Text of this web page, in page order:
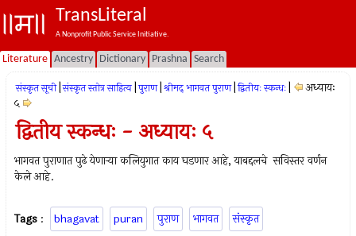
TransLiteral
A Nonprofit Public Service Initiative.
Literature Ancestry Dictionary Prashna Search
संस्कृत सूची संस्कृत स्तोत्र साहित्य पुराण श्रीमद् भागवत पुराण द्वितीयः स्कन्धः
अध्यायः
५
द्वितीय स्कन्धः - अध्यायः ५
भागवत पुराणात पुढे येणार्‍या कलियुगात काय घडणार आहे, याबद्दलचे सविस्तर वर्णन
केले आहे.
Tags : bhagavat puran पुराण भागवत संस्कृत